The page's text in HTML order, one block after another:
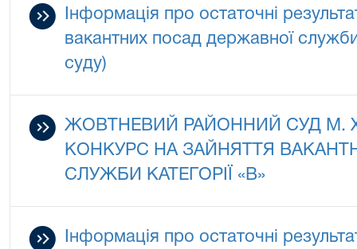
Інформація про остаточні
вакантних посад державної служби
суду)
ЖОВТНЕВИЙ РАЙОННИЙ СУД М.
КОНКУРС НА ЗАЙНЯТТЯ
СЛУЖБИ КАТЕГОРІЇ «В»
Інформація про остаточні